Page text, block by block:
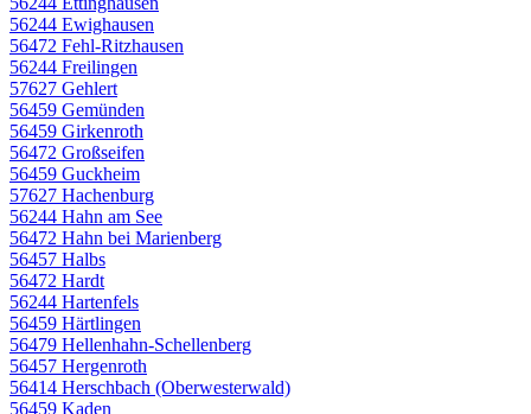
56244 Ewighausen
56472 Fehl-Ritzhausen
56244 Freilingen
57627 Gehlert
56459 Gemünden
56459 Girkenroth
56472 Großseifen
56459 Guckheim
57627 Hachenburg
56244 Hahn am See
56472 Hahn bei Marienberg
56457 Halbs
56472 Hardt
56244 Hartenfels
56459 Härtlingen
56479 Hellenhahn-Schellenberg
56457 Hergenroth
56414 Herschbach (Oberwesterwald)
56459 Kaden